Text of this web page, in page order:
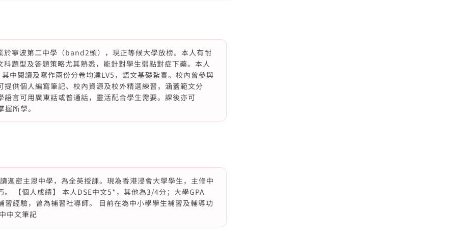
於寧波第二中學（band2頭），現正等候大學放榜。本人有耐
題型及答題策略尤其熟悉，能針對學生弱點對症下藥。本人
中閱讀及寫作兩份分卷均達LV5，語文基礎紮實。校內曾參與
供個人編寫筆記、校內資源及校外精選練習，涵蓋範文分
言可用廣東話或普通話，靈活配合學生需要。課後亦可
所學。
迦密主恩中學，為全英授課。現為香港浸會大學學生，主修中
【個人成績】 本人DSE中文5*，其他為3/4分；大學GPA
經驗，曾為補習社導師。 目前在為中小學學生補習及輔導功
中文筆記